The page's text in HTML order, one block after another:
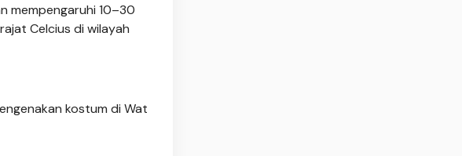
mempengaruhi 10–30
Celcius di wilayah
kostum di Wat